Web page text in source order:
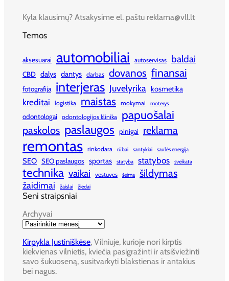
Kyla klausimų? Atsakysime el. paštu reklama@vll.lt
Temos
aksesuarai automobiliai autoservisas baldai
CBD dalys dantys darbas dovanos finansai
fotografija interjeras Juvelyrika kosmetika
kreditai logistika maistas mokymai moterys
odontologai odontologijos klinika papuošalai
paskolos paslaugos pinigai reklama
remontas rinkodara rūbai santykiai saulės energija
SEO SEO paslaugos sportas statyba statybos sveikata
technika vaikai vestuves šeima šildymas
žaidimai žaislai žiedai
Seni straipsniai
Archyvai
Kirpykla Justiniškėse, Vilniuje, kurioje nori kirptis
kiekvienas vilnietis, kviečia pasigražinti ir atsišviežinti
savo šukuoseną, susitvarkyti blakstienas ir antakius
bei nagus.